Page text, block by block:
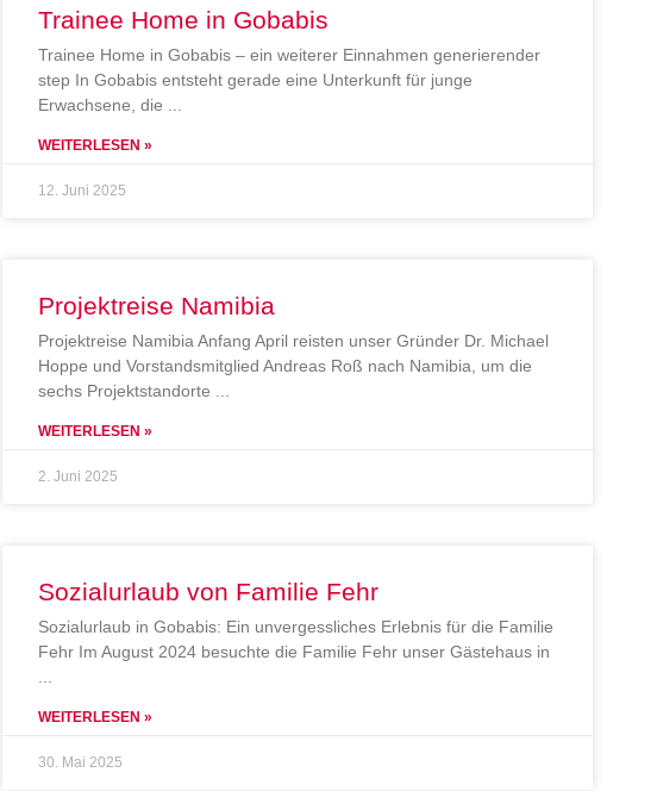
Trainee Home in Gobabis
Trainee Home in Gobabis – ein weiterer Einnahmen generierender
step In Gobabis entsteht gerade eine Unterkunft für junge
Erwachsene, die
WEITERLESEN »
12. Juni 2025
Projektreise Namibia
Projektreise Namibia Anfang April reisten unser Gründer Dr. Michael
Hoppe und Vorstandsmitglied Andreas Roß nach Namibia, um die
sechs Projektstandorte
WEITERLESEN »
2. Juni 2025
Sozialurlaub von Familie Fehr
Sozialurlaub in Gobabis: Ein unvergessliches Erlebnis für die Familie
Fehr Im August 2024 besuchte die Familie Fehr unser Gästehaus in
WEITERLESEN »
30. Mai 2025